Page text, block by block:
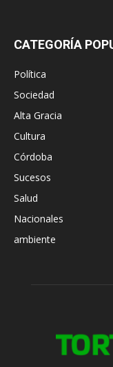
CATEGORÍA
Política
Sociedad
Alta Gracia
Cultura
Córdoba
Sucesos
Salud
Nacionales
ambiente